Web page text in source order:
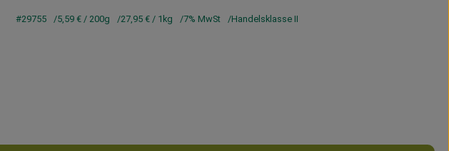
#29755 5,59 € / 200g 27,95 € / 1kg 7% MwSt Handelsklasse II